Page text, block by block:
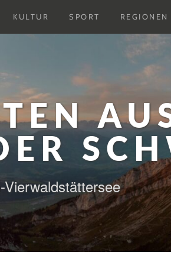
KULTUR
Untermenu
SPORT
Untermenu
REGIONEN
Vierwaldstättersee